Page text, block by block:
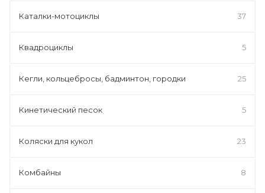
Каталки-мотоциклы 37
Квадроциклы 5
Кегли, кольцебросы, бадминтон, городки 25
Кинетический песок 5
Коляски для кукол 23
Комбайны 8